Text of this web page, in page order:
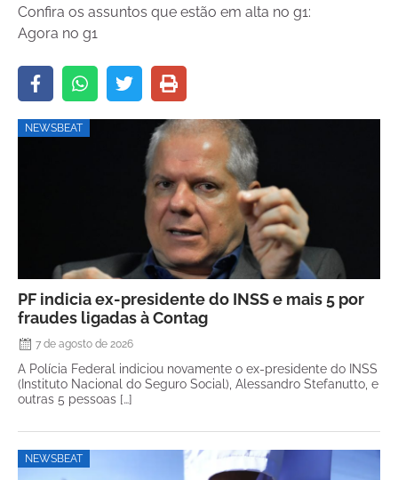
Confira os assuntos que estão em alta no g1:
Agora no g1
NEWSBEAT
PF indicia ex-presidente do INSS e mais 5 por
fraudes ligadas à Contag
7 de agosto de 2026
A Polícia Federal indiciou novamente o ex-presidente do INSS
(Instituto Nacional do Seguro Social), Alessandro Stefanutto, e
outras 5 pessoas […]
NEWSBEAT